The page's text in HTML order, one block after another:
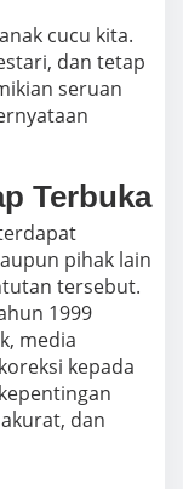
cucu kita.
dan tetap
seruan
Terbuka
pihak lain
tersebut.
1999
media
kepada
dan